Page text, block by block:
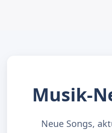
Musik-
Neue Songs,